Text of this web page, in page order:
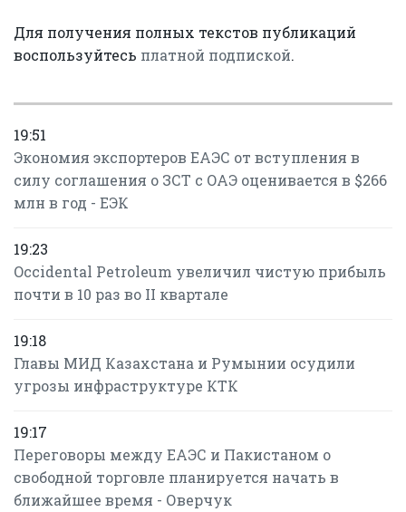
Для получения полных текстов публикаций
воспользуйтесь платной подпиской.
19:51
Экономия экспортеров ЕАЭС от вступления в
силу соглашения о ЗСТ с ОАЭ оценивается в $266
млн в год - ЕЭК
19:23
Occidental Petroleum увеличил чистую прибыль
почти в 10 раз во II квартале
19:18
Главы МИД Казахстана и Румынии осудили
угрозы инфраструктуре КТК
19:17
Переговоры между ЕАЭС и Пакистаном о
свободной торговле планируется начать в
ближайшее время - Оверчук